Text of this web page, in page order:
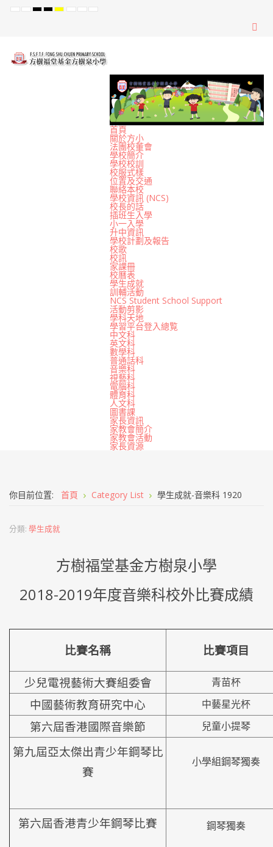
Default
NightHighHighHighSetSetSet
首頁
關於方小
法團校董會
學校簡介
學校校訓
校服式樣
位置及交通
聯絡本校
學校資訊 (NCS)
校長的話
插班生入學
小一入學
升中資訊
學校計劃及報告
校歌
校訊
家課冊
校曆表
學生成就
訓輔活動
NCS Student School Support
活動剪影
學科天地
學習平台登入總覧
中文科
英文科
數學科
普通話科
音樂科
視藝科
電腦科
體育科
人文科
圖書課
家長資訊
家教會簡介
家教會活動
家長資源
你目前位置: 首頁 Category List 學生成就-音樂科 1920
分類: 學生成就
方樹福堂基金方樹泉小學
2018-2019年度音樂科校外比賽成績
比賽名稱 比賽項目
少兒電視藝術大賽組委會 青苗杯
中國藝術教育研究中心 中藝星光杯
第六屆香港國際音樂節 兒童小提琴
第九屆亞太傑出青少年鋼琴比
賽
小學組鋼琴獨奏
第六屆香港青少年鋼琴比賽 鋼琴獨奏